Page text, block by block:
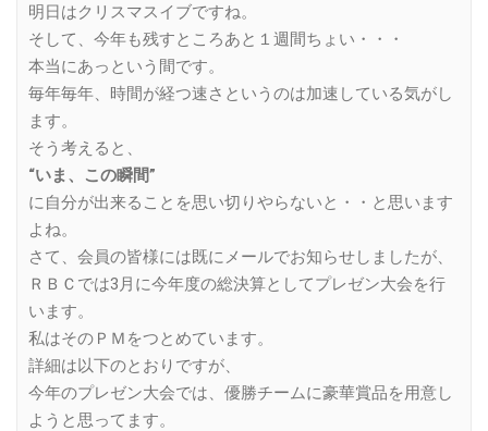
明日はクリスマスイブですね。
そして、今年も残すところあと１週間ちょい・・・
本当にあっという間です。
毎年毎年、時間が経つ速さというのは加速している気がし
ます。
そう考えると、
“いま、この瞬間”
に自分が出来ることを思い切りやらないと・・と思います
よね。
さて、会員の皆様には既にメールでお知らせしましたが、
ＲＢＣでは3月に今年度の総決算としてプレゼン大会を行
います。
私はそのＰＭをつとめています。
詳細は以下のとおりですが、
今年のプレゼン大会では、優勝チームに豪華賞品を用意し
ようと思ってます。